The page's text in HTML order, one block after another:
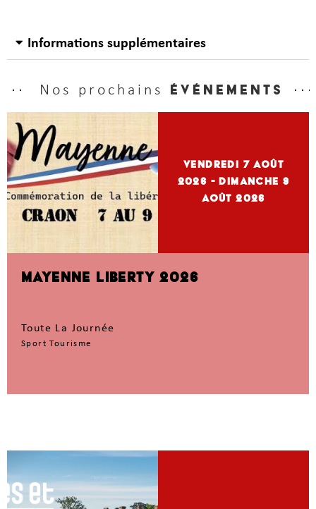
Informations supplémentaires
Nos prochains événements
vendredi 7Août
2026 - dimanche 9
Août 2026
MAYENNE LIBERTY 2026
Toute La Journée
Sport Tourisme